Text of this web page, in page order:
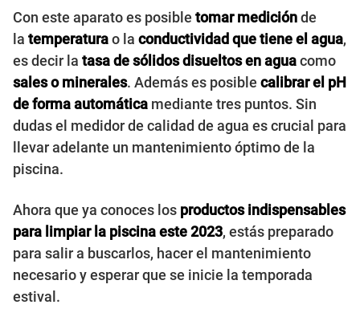
Con este aparato es posible tomar mediciónde
la temperaturao la conductividad que tiene el agua,
es decir la tasa de sólidos disueltos en aguacomo
sales o minerales. Además es posible calibrar el pH
de forma automática mediante tres puntos. Sin
dudas el medidor de calidad de agua es crucial para
llevar adelante un mantenimiento óptimo de la
piscina.
Ahora que ya conoces los productos indispensables
para limpiar la piscina este 2023, estás preparado
para salir a buscarlos, hacer el mantenimiento
necesario y esperar que se inicie la temporada
estival.